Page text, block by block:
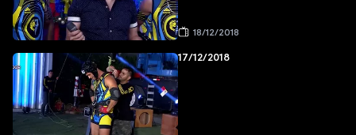
18/12/2018
17/12/2018